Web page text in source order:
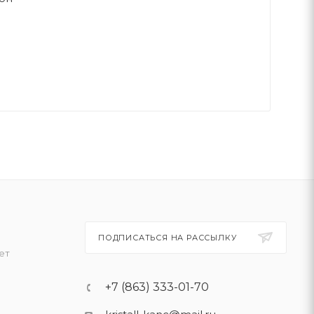
ПОДПИСАТЬСЯ НА РАССЫЛКУ
+7 (863) 333-01-70